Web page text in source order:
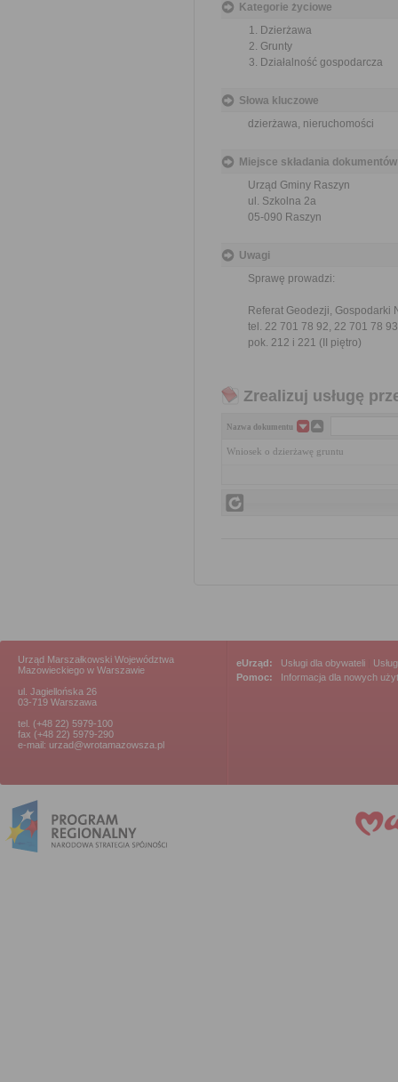
Kategorie życiowe
Dzierżawa
Grunty
Działalność gospodarcza
Słowa kluczowe
dzierżawa, nieruchomości
Miejsce składania dokumentów
Urząd Gminy Raszyn
ul. Szkolna 2a
05-090 Raszyn
Uwagi
Sprawę prowadzi:
Referat Geodezji, Gospodarki
tel. 22 701 78 92, 22 701 78 93
pok. 212 i 221 (II piętro)
Zrealizuj usługę
Nazwa dokumentu
Wniosek o dzierżawę gruntu
Urząd Marszałkowski Województwa
Mazowieckiego w Warszawie
ul. Jagiellońska 26
03-719 Warszawa
tel. (+48 22) 5979-100
fax (+48 22) 5979-290
e-mail: urzad@wrotamazowsza.pl
eUrząd: Usługi dla obywateli
Pomoc:
Informacja dla nowych